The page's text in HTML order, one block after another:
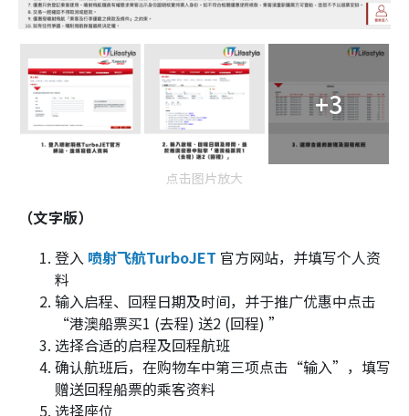
+3
点击图片放大
（文字版）
登入 喷射飞航TurboJET 官方网站，并填写个人资
料
输入启程、回程日期及时间，并于推广优惠中点击
“港澳船票买1 (去程) 送2 (回程) ”
选择合适的启程及回程航班
确认航班后，在购物车中第三项点击“输入”，填写
赠送回程船票的乘客资料
选择座位